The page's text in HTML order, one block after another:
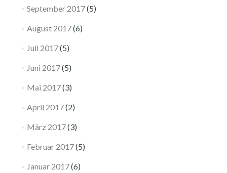
September 2017(5)
August 2017(6)
Juli 2017(5)
Juni 2017(5)
Mai 2017(3)
April 2017(2)
März 2017(3)
Februar 2017(5)
Januar 2017(6)